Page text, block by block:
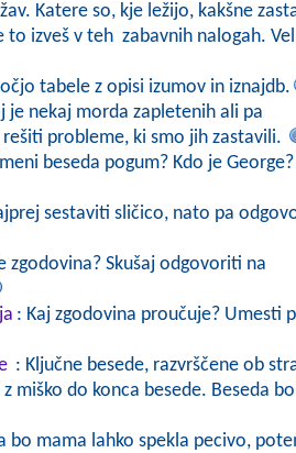
Katere so, kje ležijo, kakšne
izveš v teh zabavnih nalogah.
tabele z opisi izumov in iznajdb.
je nekaj morda zapletenih ali pa
probleme, ki smo jih zastavili.
beseda pogum? Kdo je
sestaviti sličico, nato pa
zgodovina? Skušaj odgovoriti na
: Kaj zgodovina proučuje? Umesti
: Ključne besede, razvrščene ob
miško do konca besede. Beseda bo
bo mama lahko spekla pecivo,